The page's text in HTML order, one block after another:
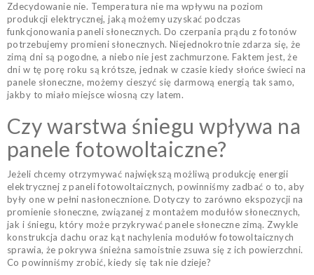
Zdecydowanie nie. Temperatura nie ma wpływu na poziom
produkcji elektrycznej, jaką możemy uzyskać podczas
funkcjonowania paneli słonecznych. Do czerpania prądu z fotonów
potrzebujemy promieni słonecznych. Niejednokrotnie zdarza się, że
zimą dni są pogodne, a niebo nie jest zachmurzone. Faktem jest, że
dni w tę porę roku są krótsze, jednak w czasie kiedy słońce świeci na
panele słoneczne, możemy cieszyć się darmową energią tak samo,
jakby to miało miejsce wiosną czy latem.
Czy warstwa śniegu wpływa na
panele fotowoltaiczne?
Jeżeli chcemy otrzymywać największą możliwą produkcję energii
elektrycznej z paneli fotowoltaicznych, powinniśmy zadbać o to, aby
były one w pełni nasłonecznione. Dotyczy to zarówno ekspozycji na
promienie słoneczne, związanej z montażem modułów słonecznych,
jak i śniegu, który może przykrywać panele słoneczne zimą. Zwykle
konstrukcja dachu oraz kąt nachylenia modułów fotowoltaicznych
sprawia, że pokrywa śnieżna samoistnie zsuwa się z ich powierzchni.
Co powinniśmy zrobić, kiedy się tak nie dzieje?